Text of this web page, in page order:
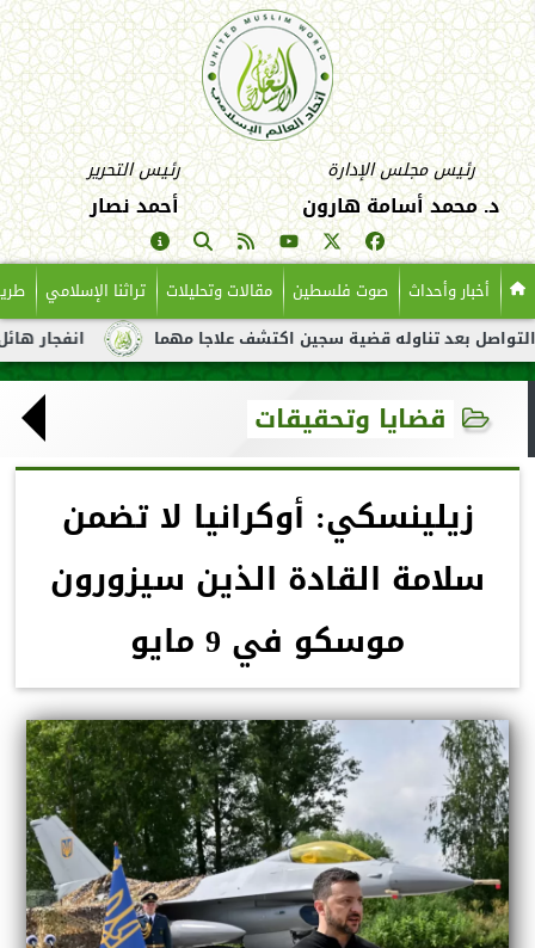
رئيس مجلس الإدارة
د. محمد أسامة هارون
رئيس التحرير
أحمد نصار
أخبار وأحداث صوت فلسطين مقالات وتحليلات تراثنا الإسلامي
انفجار هائل لناقلة نفط تناوله قضية سجين اكتشف علاجا مهما
قضايا وتحقيقات
زيلينسكي: أوكرانيا لا تضمن
سلامة القادة الذين سيزورون
موسكو في 9 مايو